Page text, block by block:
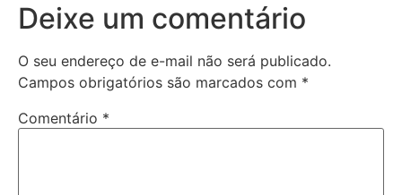
Deixe um comentário
O seu endereço de e-mail não será publicado.
Campos obrigatórios são marcados com *
Comentário *